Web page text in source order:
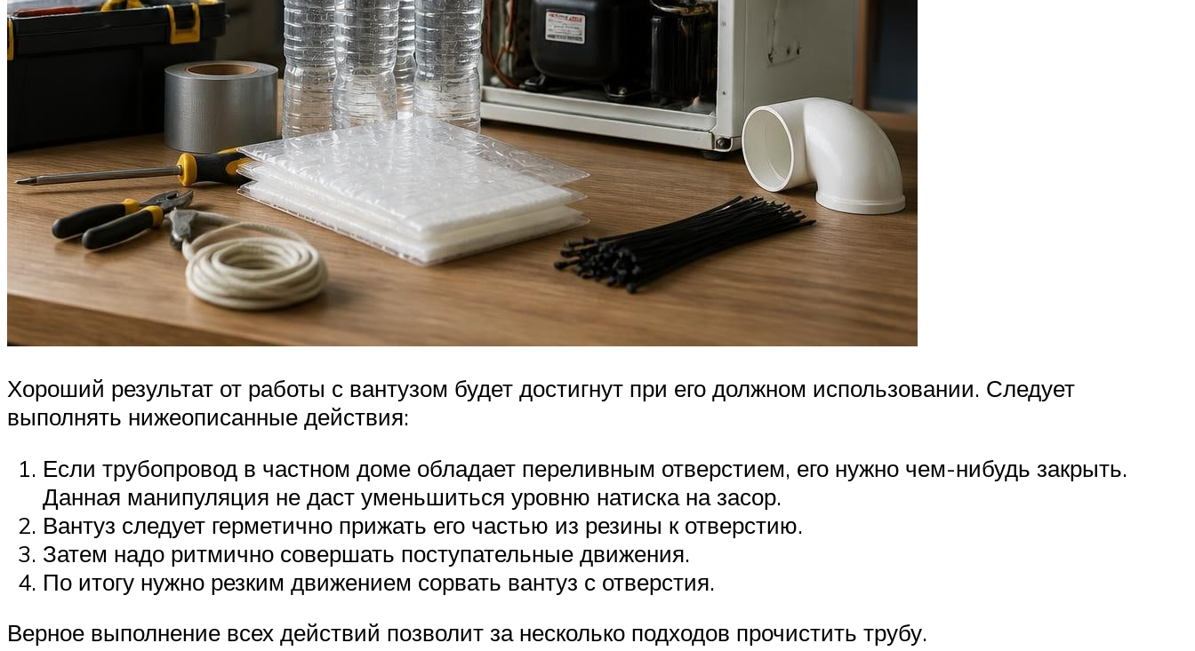
Хороший результат от работы с вантузом будет достигнут при его должном использовании. Следует
выполнять нижеописанные действия:
Если трубопровод в частном доме обладает переливным отверстием, его нужно чем-нибудь закрыть.
Данная манипуляция не даст уменьшиться уровню натиска на засор.
Вантуз следует герметично прижать его частью из резины к отверстию.
Затем надо ритмично совершать поступательные движения.
По итогу нужно резким движением сорвать вантуз с отверстия.
Верное выполнение всех действий позволит за несколько подходов прочистить трубу.